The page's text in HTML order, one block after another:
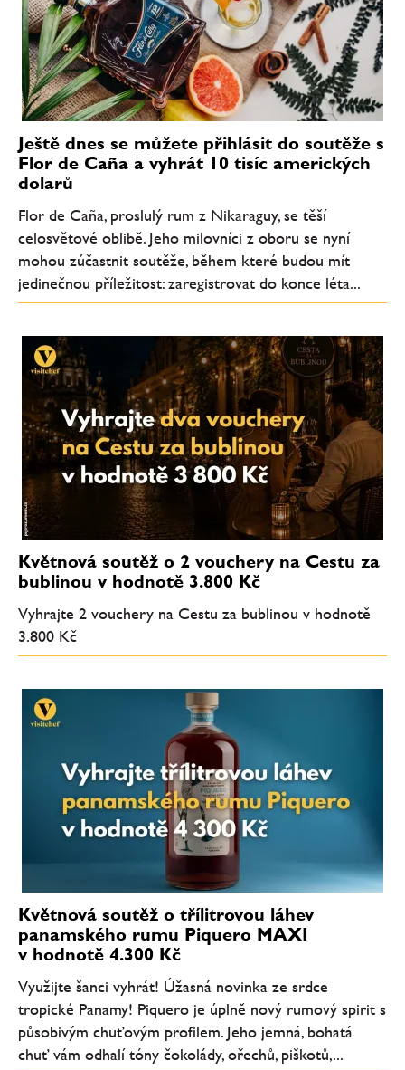
Ještě dnes se můžete přihlásit do soutěže s
Flor de Caña a vyhrát 10 tisíc amerických
dolarů
Flor de Caña, proslulý rum z Nikaraguy, se těší
celosvětové oblibě. Jeho milovníci z oboru se nyní
mohou zúčastnit soutěže, během které budou mít
jedinečnou příležitost: zaregistrovat do konce léta...
Květnová soutěž o 2 vouchery na Cestu za
bublinou v hodnotě 3.800 Kč
Vyhrajte 2 vouchery na Cestu za bublinou v hodnotě
3.800 Kč
Květnová soutěž o třílitrovou láhev
panamského rumu Piquero MAXI
v hodnotě 4.300 Kč
Využijte šanci vyhrát! Úžasná novinka ze srdce
tropické Panamy! Piquero je úplně nový rumový spirit s
působivým chuťovým profilem. Jeho jemná, bohatá
chuť vám odhalí tóny čokolády, ořechů, piškotů,...